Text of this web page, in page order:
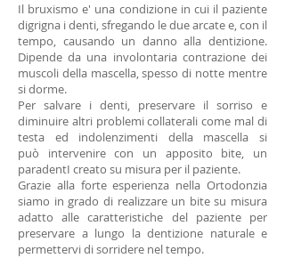
Il bruxismo e' una condizione in cui il paziente
digrigna i denti, sfregando le due arcate e, con il
tempo, causando un danno alla dentizione.
Dipende da una involontaria contrazione dei
muscoli della mascella, spesso di notte mentre
si dorme.
Per salvare i denti, preservare il sorriso e
diminuire altri problemi collaterali come mal di
testa ed indolenzimenti della mascella si
può intervenire con un apposito bite, un
paradentI creato su misura per il paziente.
Grazie alla forte esperienza nella Ortodonzia
siamo in grado di realizzare un bite su misura
adatto alle caratteristiche del paziente per
preservare a lungo la dentizione naturale e
permettervi di sorridere nel tempo.